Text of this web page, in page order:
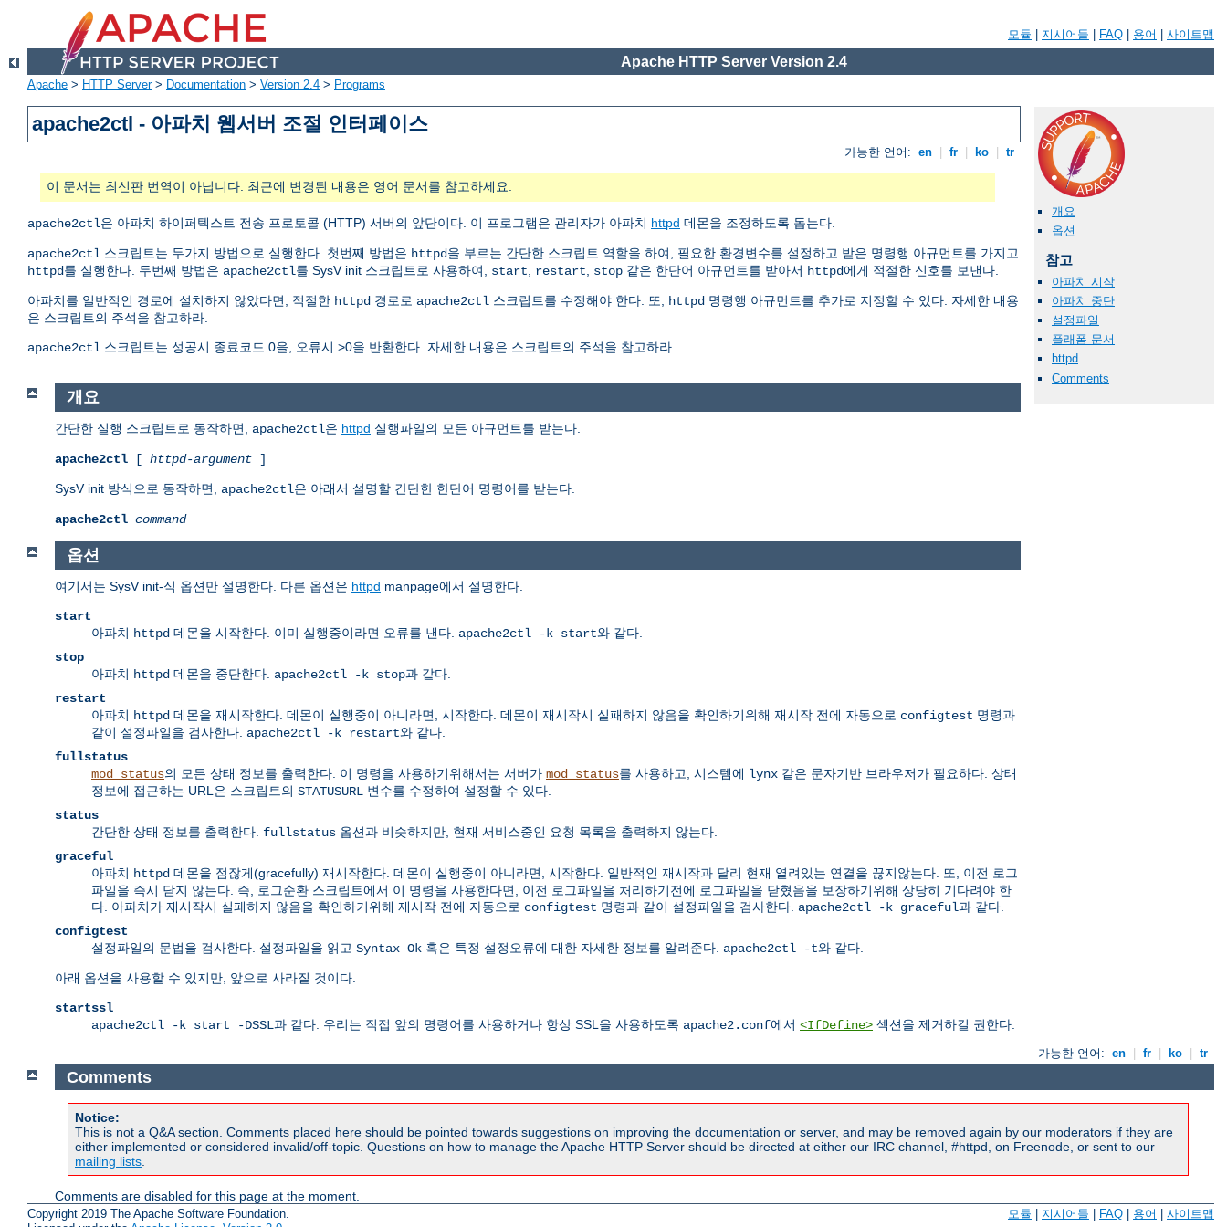
모듈 지시어들 FAQ 용어 사이트맵
Apache HTTP Server Version 2.4
Apache > HTTP Server> Documentation > Version 2.4 > Programs
apache2ctl - 아파치 웹서버 조절 인터페이스
가능한 언어: en fr ko tr
이 문서는 최신판 번역이 아닙니다. 최근에 변경된 내용은 영어 문서를 참고하세요.
apache2ctl은 아파치 하이퍼텍스트 전송 프로토콜 (HTTP) 서버의 앞단이다. 이 프로그램은 관리자가 아파치 httpd 데몬을 조정하도록 돕는다.
apache2ctl 스크립트는 두가지 방법으로 실행한다. 첫번째 방법은 httpd을 부르는 간단한 스크립트 역할을 하여, 필요한 환경변수를 설정하고 받은 명령행 아규먼트를 가지고
httpd를 실행한다. 두번째 방법은 apache2ctl를 SysV init 스크립트로 사용하여, start, restart, stop 같은 한단어 아규먼트를 받아서 httpd에게 적절한 신호를 보낸다.
아파치를 일반적인 경로에 설치하지 않았다면, 적절한 httpd 경로로 apache2ctl 스크립트를 수정해야 한다. 또, httpd 명령행 아규먼트를 추가로 지정할 수 있다. 자세한 내용
은 스크립트의 주석을 참고하라.
apache2ctl 스크립트는 성공시 종료코드 0을, 오류시 >0을 반환한다. 자세한 내용은 스크립트의 주석을 참고하라.
개요
옵션
참고
아파치 시작
아파치 중단
설정파일
플래폼 문서
httpd
Comments
개요
간단한 실행 스크립트로 동작하면, apache2ctl은 httpd 실행파일의 모든 아규먼트를 받는다.
apache2ctl [ httpd-argument ]
SysV init 방식으로 동작하면, apache2ctl은 아래서 설명할 간단한 한단어 명령어를 받는다.
apache2ctl command
옵션
여기서는 SysV init-식 옵션만 설명한다. 다른 옵션은 httpd manpage에서 설명한다.
start
아파치 httpd 데몬을 시작한다. 이미 실행중이라면 오류를 낸다. apache2ctl -k start와 같다.
stop
아파치 httpd 데몬을 중단한다. apache2ctl -k stop과 같다.
restart
아파치 httpd 데몬을 재시작한다. 데몬이 실행중이 아니라면, 시작한다. 데몬이 재시작시 실패하지 않음을 확인하기위해 재시작 전에 자동으로 configtest 명령과
같이 설정파일을 검사한다. apache2ctl -k restart와 같다.
fullstatus
mod_status의 모든 상태 정보를 출력한다. 이 명령을 사용하기위해서는 서버가 mod_status를 사용하고, 시스템에 lynx 같은 문자기반 브라우저가 필요하다. 상태
정보에 접근하는 URL은 스크립트의 STATUSURL 변수를 수정하여 설정할 수 있다.
status
간단한 상태 정보를 출력한다. fullstatus 옵션과 비슷하지만, 현재 서비스중인 요청 목록을 출력하지 않는다.
graceful
아파치 httpd 데몬을 점잖게(gracefully) 재시작한다. 데몬이 실행중이 아니라면, 시작한다. 일반적인 재시작과 달리 현재 열려있는 연결을 끊지않는다. 또, 이전 로그
파일을 즉시 닫지 않는다. 즉, 로그순환 스크립트에서 이 명령을 사용한다면, 이전 로그파일을 처리하기전에 로그파일을 닫혔음을 보장하기위해 상당히 기다려야 한
다. 아파치가 재시작시 실패하지 않음을 확인하기위해 재시작 전에 자동으로 configtest 명령과 같이 설정파일을 검사한다. apache2ctl -k graceful과 같다.
configtest
설정파일의 문법을 검사한다. 설정파일을 읽고 Syntax Ok 혹은 특정 설정오류에 대한 자세한 정보를 알려준다. apache2ctl -t와 같다.
아래 옵션을 사용할 수 있지만, 앞으로 사라질 것이다.
startssl
apache2ctl -k start -DSSL과 같다. 우리는 직접 앞의 명령어를 사용하거나 항상 SSL을 사용하도록 apache2.conf에서 <IfDefine> 섹션을 제거하길 권한다.
가능한 언어: en fr ko tr
Comments
Notice:
This is not a Q&A section. Comments placed here should be pointed towards suggestions on improving the documentation or server, and may be removed again by our moderators if they are
either implemented or considered invalid/off-topic. Questions on how to manage the Apache HTTP Server should be directed at either our IRC channel, #httpd, on Freenode, or sent to our
mailing lists.
Comments are disabled for this page at the moment.
Copyright 2019 The Apache Software Foundation.
모듈 지시어들 FAQ 용어 사이트맵